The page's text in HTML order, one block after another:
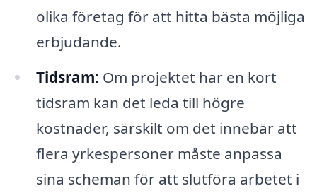
olika företag för att hitta bästa möjliga
erbjudande.
Tidsram: Om projektet har en kort
tidsram kan det leda till högre
kostnader, särskilt om det innebär att
flera yrkespersoner måste anpassa
sina scheman för att slutföra arbetet i